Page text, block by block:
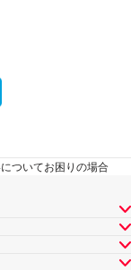
ついてお困りの場合